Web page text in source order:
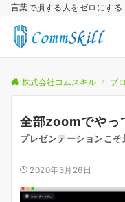
言葉で損する人をゼロにする
株式会社コムスキル ブ
全部zoomでやっ
プレゼンテーションこそ
2020年3月26日